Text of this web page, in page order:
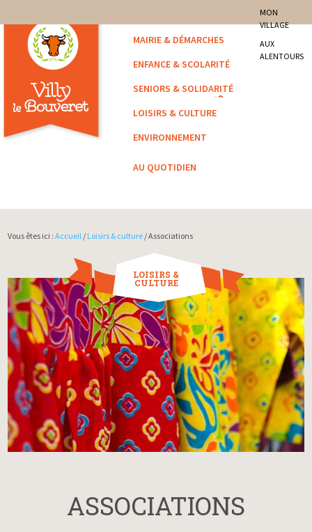
Villy-le-Bouveret
MON
VILLAGE
AUX
ALENTOURS
MAIRIE & DÉMARCHES
ENFANCE & SCOLARITÉ
SENIORS & SOLIDARITÉ
LOISIRS & CULTURE
ENVIRONNEMENT
AU QUOTIDIEN
Vous êtes ici :Accueil / Loisirs & culture / Associations
LOISIRS &
CULTURE
ASSOCIATIONS